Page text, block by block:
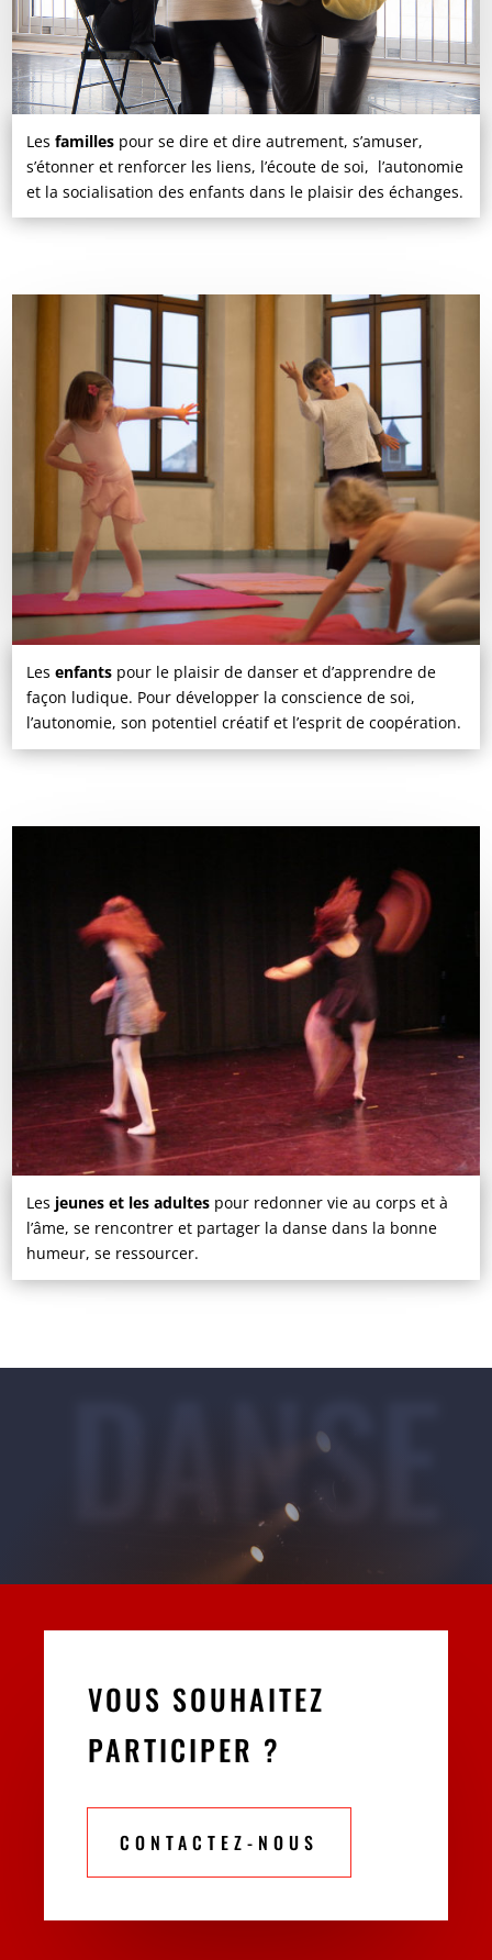
Les famillespour se dire et dire autrement, s’amuser,
s’étonner et renforcer les liens, l’écoute de soi, l’autonomie
et la socialisation des enfants dans le plaisir des échanges.
Les enfantspour le plaisir de danser et d’apprendre de
façon ludique. Pour développer la conscience de soi,
l’autonomie, son potentiel créatif et l’esprit de coopération.
Les jeunes et les adultespour redonner vie au corps et à
l’âme, se rencontrer et partager la danse dans la bonne
humeur, se ressourcer.
DANSE
VOUS SOUHAITEZ
PARTICIPER ?
CONTACTEZ-NOUS